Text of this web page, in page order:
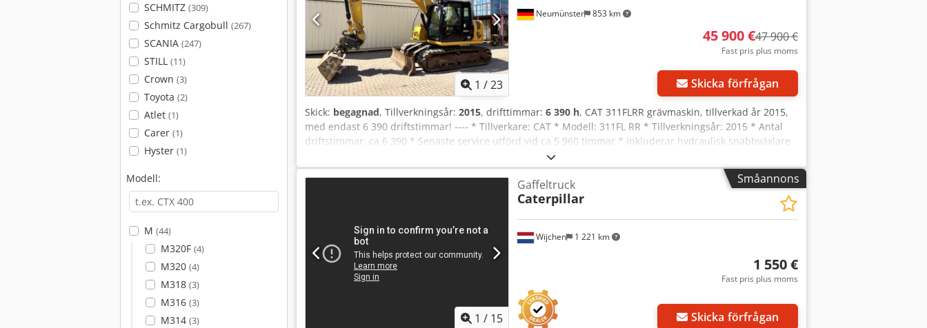
SCHMITZ (309)
Schmitz Cargobull (267)
SCANIA (247)
STILL (11)
Crown (3)
Toyota (2)
Atlet (1)
Carer (1)
Hyster (1)
Modell:
M (44)
M320F (4)
M320 (4)
M318 (3)
M316 (3)
M314 (3)
1 /23
Neumünster 853 km
45 900 €47 900 €
Fast pris plus moms
Skicka förfrågan
Skick: begagnad, Tillverkningsår: 2015, drifttimmar: 6 390 h, CAT 311FLRR grävmaskin, tillverkad år 2015,
med endast 6 390 driftstimmar! ---- * Tillverkare: CAT * Modell: 311FL RR * Tillverkningsår: 2015 * Antal
driftstimmar: ca 6 390 * Senaste service utförd vid ca 5 960 timmar * Inkluderar hydraulisk snabbväxlare
CW20 * Inkluderar hydraulisk skopa för materialhantering * Tysk maskin * Första ägaren * Gummibelag
på banden * Sköld * Klimatanläggning * Backkamera * Rördragning * Bra skick! Chsdpfx Aey Sdlzodqja *
Drivsystem: ca 40–50 % * Fler foton och video kan fås på begäran (kontakta Erik via WhatsApp) * Pris: 45
900 euro, exklusive moms + 19 % moms. ---- Vid ytterligare frågor, vänligen ring: Erik Kortum: WhatsApp
mellanförsäljning.*
Småannons
1 / 15
Wijchen 1 221 km
Gaffeltruck
Caterpillar
1 550 €
Fast pris plus moms
Skicka förfrågan